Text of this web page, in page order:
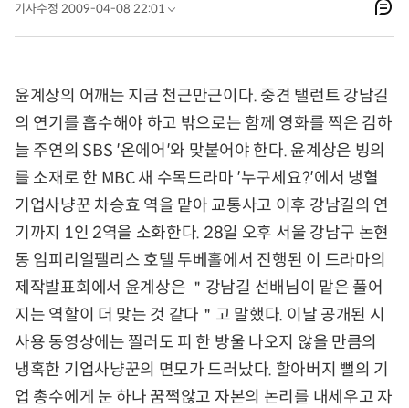
기사수정 2009-04-08 22:01
윤계상의 어깨는 지금 천근만근이다. 중견 탤런트 강남길
의 연기를 흡수해야 하고 밖으로는 함께 영화를 찍은 김하
늘 주연의 SBS ′온에어′와 맞붙어야 한다. 윤계상은 빙의
를 소재로 한 MBC 새 수목드라마 ′누구세요?′에서 냉혈
기업사냥꾼 차승효 역을 맡아 교통사고 이후 강남길의 연
기까지 1인 2역을 소화한다. 28일 오후 서울 강남구 논현
동 임피리얼팰리스 호텔 두베홀에서 진행된 이 드라마의
제작발표회에서 윤계상은 ＂강남길 선배님이 맡은 풀어
지는 역할이 더 맞는 것 같다＂고 말했다. 이날 공개된 시
사용 동영상에는 찔러도 피 한 방울 나오지 않을 만큼의
냉혹한 기업사냥꾼의 면모가 드러났다. 할아버지 뻘의 기
업 총수에게 눈 하나 꿈쩍않고 자본의 논리를 내세우고 자